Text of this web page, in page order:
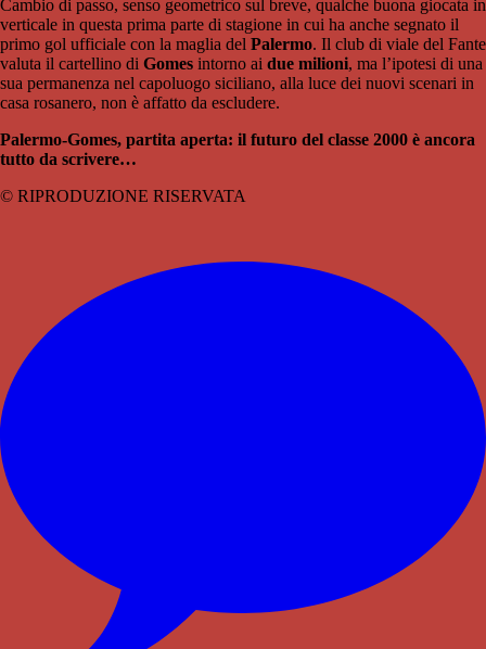
Cambio di passo, senso geometrico sul breve, qualche buona giocata in
verticale in questa prima parte di stagione in cui ha anche segnato il
primo gol ufficiale con la maglia del Palermo. Il club di viale del Fante
valuta il cartellino di Gomes intorno ai due milioni, ma l’ipotesi di una
sua permanenza nel capoluogo siciliano, alla luce dei nuovi scenari in
casa rosanero, non è affatto da escludere.
Palermo-Gomes, partita aperta: il futuro del classe 2000 è ancora
tutto da scrivere…
© RIPRODUZIONE RISERVATA